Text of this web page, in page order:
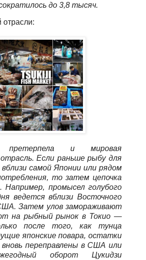
до 3,8 тысяч.
претерпела и мировая
Если раньше рыбу для
самой Японии или рядом
то затем цепочка
Например, промысел голубого
ведется вблизи Восточного
Затем улов замораживают
на рыбный рынок в Токио —
после того, как тунца
японские повара, остатки
вновь переправлены в США или
оборот Цукидзи